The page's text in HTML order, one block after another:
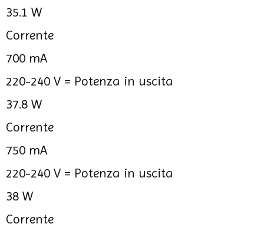
35.1 W
Corrente
700 mA
220-240 V = Potenza in uscita
37.8 W
Corrente
750 mA
220-240 V = Potenza in uscita
38 W
Corrente